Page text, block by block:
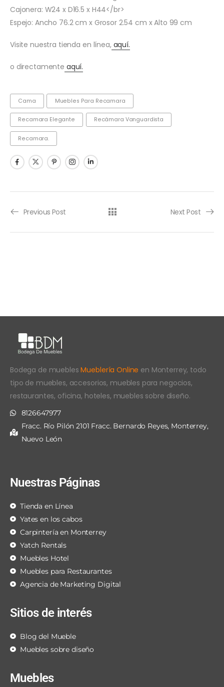
Cajonera: W24 x D16.5 x H44</br>
Espejo: Ancho 76.2 cm x Grosor 2.54 cm x Alto 99 cm
Visite nuestra tienda en línea, aquí.
o directamente aquí.
Cama Muebles Para Recamara
Recamara Elegante Recámara Vanguardista
Recamara.
Previous Post Next Post
Bodega de mueblesMueblería Online en Monterrey, todo
tipo de muebles, accesorios, muebles para negocios,
restaurantes, oficina, hoteles, muebles sobre diseño.
8126647977
Fracc. Río Pilón 2101 Fracc. Bernardo Reyes, Monterrey,
Nuevo León
Nuestras Páginas
Tienda en Línea
Yates en los cabos
Carpintería en Monterrey
Yatch Rentals
Muebles Hotel
Muebles para Restaurantes
Agencia de Marketing Digital
Sitios de interés
Blog del Mueble
Muebles sobre diseño
Muebles